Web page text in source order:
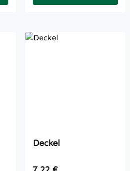
Deckel